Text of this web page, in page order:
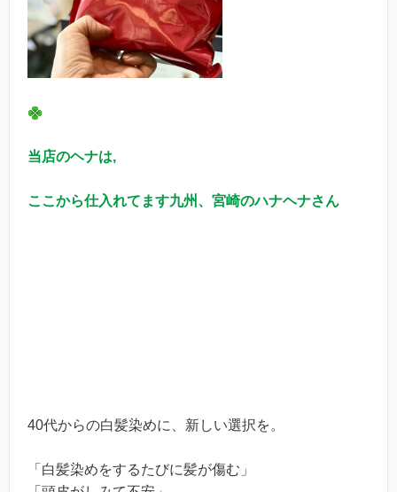
当店のヘナは,
ここから仕入れてます九州、宮崎のハナヘナさん
40代からの白髪染めに、新しい選択を。
「白髪染めをするたびに髪が傷む」